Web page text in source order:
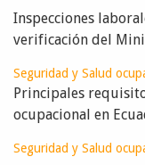
Inspecciones
verificación del
Seguridad y Salud
Principales
ocupacional en
Seguridad y Salud